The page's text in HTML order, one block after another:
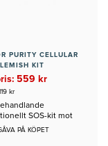
PURITY CELLULAR
KIT
559 kr
kr
SOS-kit mot
PÅ KÖPET